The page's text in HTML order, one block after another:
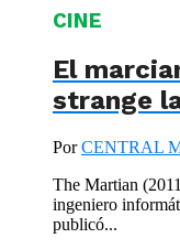
CINE
El
strange
PorCENTRAL
The Martian
ingeniero
publicó...